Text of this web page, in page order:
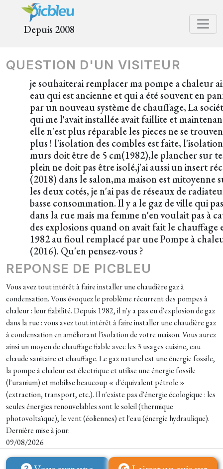
Depuis 2008
QUESTION D'UN VISITEUR
je souhaiterai remplacer ma pompe a chaleur
eau qui est ancienne et qui a été souvent en
par un nouveau système de chauffage, La
qui me l'avait installée avait faillite et
elle n'est plus réparable les pieces ne se
plus ! l'isolation des combles est faite,
murs doit être de 5 cm(1982),le plancher sur
plein ne doit pas être isolé,j'ai aussi un insert
(2018) dans le salon,ma maison est mitoyenne
les deux cotés, je n'ai pas de réseaux de
basse consommation. Il y a le gaz de ville qui
dans la rue mais ma femme n'en voulait pas à
des explosions quand on avait fait le chauffage
1982 au fioul remplacé par une Pompe à
(2016). Qu'en pensez-vous ?
REPONSE DE PICBLEU
Vous avez tout intérêt à faire installer une chaudière gaz à
condensation. Vous évoquez le problème récurrent des pompes à
chaleur : leur fiabilité. Depuis 1982, il n'y a pas eu d'explosion de gaz
dans la rue : vous avez tout intérêt à faire installer une chaudière gaz
à condensation en améliorant l'isolation de votre maison. Vous aurez
ainsi un moyen de chauffage fiable avec les 3 usages cuisine, eau
chaude sanitaire et chauffage. Le gaz naturel est une énergie fossile,
la pompe à chaleur est électrique et utilise une énergie fossile
(l'uranium) et mobilise beaucoup « d'équivalent pétrole »
(extraction, transport, etc.). Il n'existe pas d'énergie écologique : les
seules énergies renouvelables sont le soleil (thermique
photovoltaïque), le vent (éoliennes) et l'eau (énergie hydraulique).
Dernière mise à jour:
09/08/2026